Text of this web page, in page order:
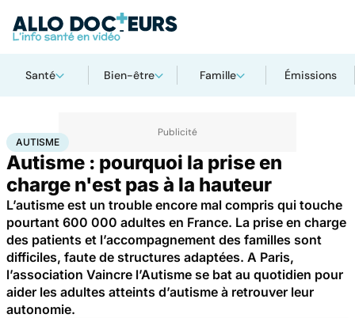
Santé Bien-être Famille Émissions
AccueilSanté
AUTISME
Autisme : pourquoi la prise en
charge n'est pas à la hauteur
L’autisme est un trouble encore mal compris qui touche
pourtant 600 000 adultes en France. La prise en charge
des patients et l’accompagnement des familles sont
difficiles, faute de structures adaptées. A Paris,
l’association Vaincre l’Autisme se bat au quotidien pour
aider les adultes atteints d’autisme à retrouver leur
autonomie.